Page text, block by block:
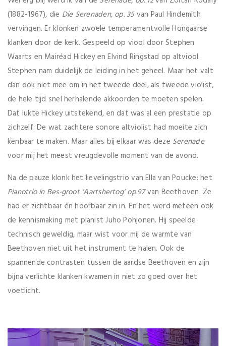
(1882-1967), die Die Serenaden, op. 35van Paul Hindemith
vervingen. Er klonken zwoele temperamentvolle Hongaarse
klanken door de kerk. Gespeeld op viool door Stephen
Waarts en Mairéad Hickey en Elvind Ringstad op altviool.
Stephen nam duidelijk de leiding in het geheel. Maar het valt
dan ook niet mee om in het tweede deel, als tweede violist,
de hele tijd snel herhalende akkoorden te moeten spelen.
Dat lukte Hickey uitstekend, en dat was al een prestatie op
zichzelf. De wat zachtere sonore altviolist had moeite zich
kenbaar te maken. Maar alles bij elkaar was deze Serenade
voor mij het meest vreugdevolle moment van de avond.
Na de pauze klonk het lievelingstrio van Ella van Poucke: het
Pianotrio in Bes-groot ‘Aartshertog’ op.97van Beethoven. Ze
had er zichtbaar én hoorbaar zin in. En het werd meteen ook
de kennismaking met pianist Juho Pohjonen. Hij speelde
technisch geweldig, maar wist voor mij de warmte van
Beethoven niet uit het instrument te halen. Ook de
spannende contrasten tussen de aardse Beethoven en zijn
bijna verlichte klanken kwamen in niet zo goed over het
voetlicht.